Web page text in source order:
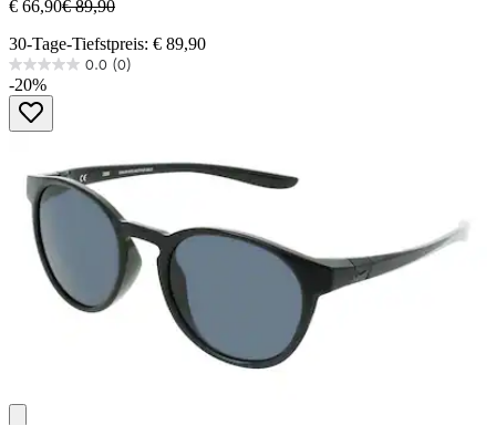
€ 66,90€ 89,90
30-Tage-Tiefstpreis: € 89,90
0.0 (0)
0.0
von
Sternen.
-20%